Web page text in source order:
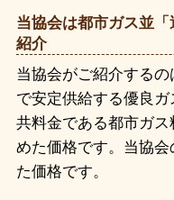
当協会は都市ガス並
紹介
当協会がご紹介するの
で安定供給する優良
共料金である都市ガ
めた価格です。当協
た価格です。